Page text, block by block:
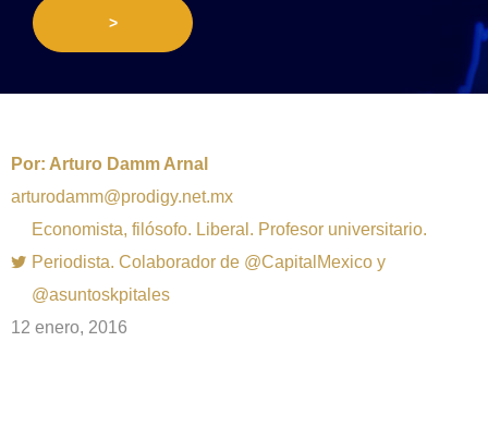
>
Por: Arturo Damm Arnal
arturodamm@prodigy.net.mx
Economista, filósofo. Liberal. Profesor universitario.
Periodista. Colaborador de @CapitalMexico y
@asuntoskpitales
12 enero, 2016